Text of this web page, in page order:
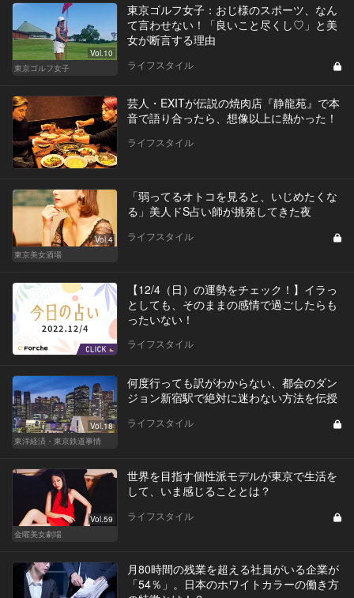
Vol.10
東京ゴルフ女子
東京ゴルフ女子：おじ様のスポーツ、なん
て言わせない！「良いこと尽くし♡」と美
女が断言する理由
ライフスタイル
芸人・EXITが伝説の焼肉店『静龍苑』で本
音で語り合ったら、想像以上に熱かった！
ライフスタイル
Vol.4
東京美女酒場
「弱ってるオトコを見ると、いじめたくな
る」美人ドS占い師が挑発してきた夜
ライフスタイル
【12/4（日）の運勢をチェック！】イラっ
としても、そのままの感情で過ごしたらも
ったいない！
ライフスタイル
Vol.18
東洋経済・東京鉄道事情
何度行っても訳がわからない、都会のダン
ジョン新宿駅で絶対に迷わない方法を伝授
ライフスタイル
Vol.59
金曜美女劇場
世界を目指す個性派モデルが東京で生活を
して、いま感じることとは？
ライフスタイル
月80時間の残業を超える社員がいる企業が
「54％」。日本のホワイトカラーの働き方